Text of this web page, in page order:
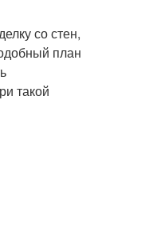
со стен,
план
такой